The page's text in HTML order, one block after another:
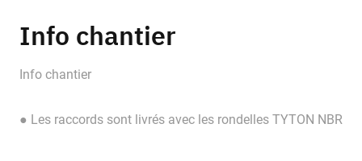
Info chantier
Info chantier
● Les raccords sont livrés avec les rondelles TYTON NBR